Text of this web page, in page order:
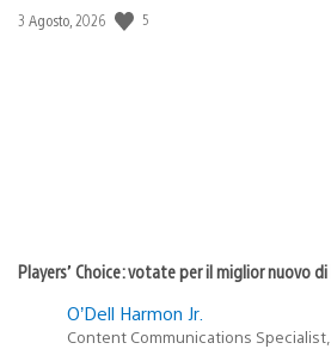
Data
3 Agosto, 2026 5
Players’ Choice: votate per il miglior nuovo
O’Dell Harmon Jr.
Content Communications Specialist,